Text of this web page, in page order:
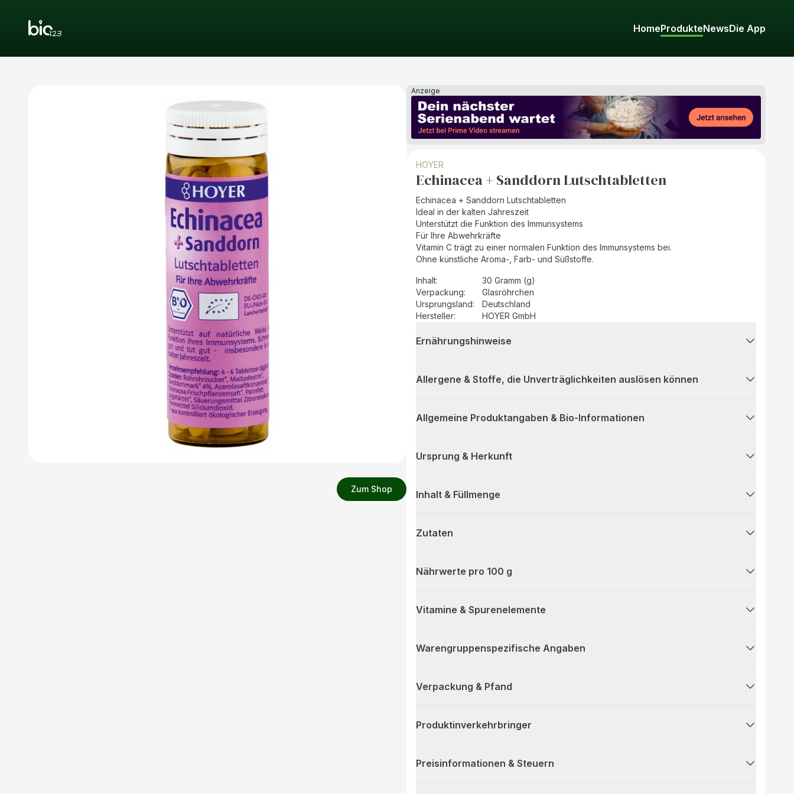
HomeProdukteNewsDie App
Zum Shop
Anzeige
HOYER
Echinacea + Sanddorn Lutschtabletten
Echinacea + Sanddorn Lutschtabletten
Ideal in der kalten Jahreszeit
Unterstützt die Funktion des Immunsystems
Für Ihre Abwehrkräfte
Vitamin C trägt zu einer normalen Funktion des Immunsystems bei.
Ohne künstliche Aroma-, Farb- und Süßstoffe.
Inhalt:
30 Gramm (g)
Verpackung:
Glasröhrchen
Ursprungsland:
Deutschland
Hersteller: HOYER GmbH
Ernährungshinweise
Allergene & Stoffe, die Unverträglichkeiten auslösen können
Allgemeine Produktangaben & Bio-Informationen
Ursprung & Herkunft
Inhalt & Füllmenge
Zutaten
Nährwerte pro 100 g
Vitamine & Spurenelemente
Warengruppenspezifische Angaben
Verpackung & Pfand
Produktinverkehrbringer
Preisinformationen & Steuern